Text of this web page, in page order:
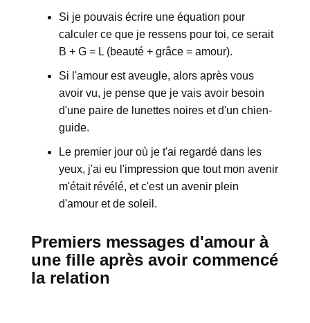
Si je pouvais écrire une équation pour
calculer ce que je ressens pour toi, ce serait
B + G = L (beauté + grâce = amour).
Si l'amour est aveugle, alors après vous
avoir vu, je pense que je vais avoir besoin
d'une paire de lunettes noires et d'un chien-
guide.
Le premier jour où je t'ai regardé dans les
yeux, j'ai eu l'impression que tout mon avenir
m'était révélé, et c'est un avenir plein
d'amour et de soleil.
Premiers messages d'amour à
une fille après avoir commencé
la relation